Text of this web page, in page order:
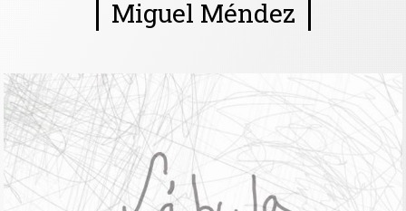
Eventos
Quiénes Somos
Manifiesto
Contacto
Miguel Méndez